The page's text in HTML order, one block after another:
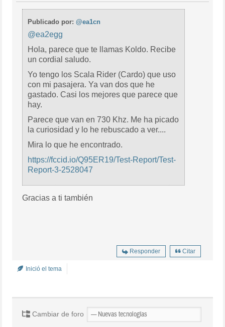
Publicado por:@ea1cn
@ea2egg
Hola, parece que te llamas Koldo. Recibe
un cordial saludo.
Yo tengo los Scala Rider (Cardo) que uso
con mi pasajera. Ya van dos que he
gastado. Casi los mejores que parece que
hay.
Parece que van en 730 Khz. Me ha picado
la curiosidad y lo he rebuscado a ver....
Mira lo que he encontrado.
https://fccid.io/Q95ER19/Test-Report/Test-
Report-3-2528047
Gracias a ti también
Responder Citar
Inició el tema
Cambiar de foro